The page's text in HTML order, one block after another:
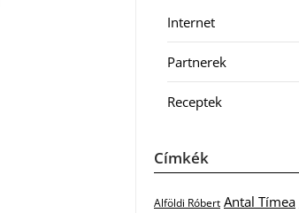
Internet
Partnerek
Receptek
Címkék
Alföldi Róbert Antal Tímea